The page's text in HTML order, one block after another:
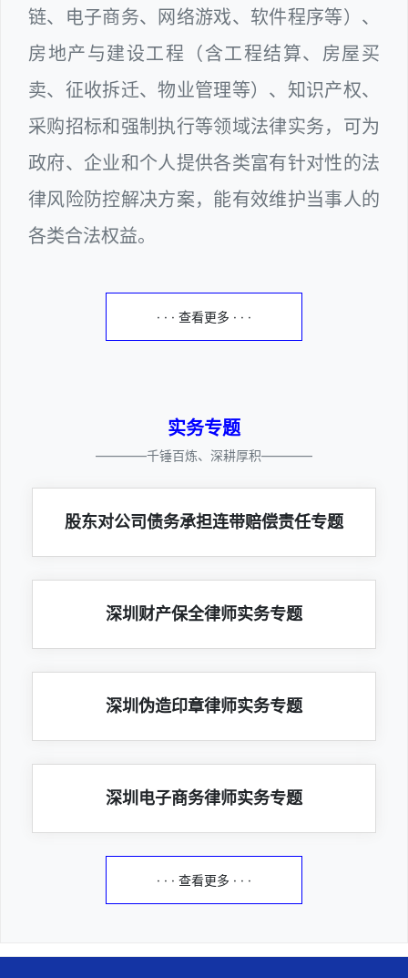
链、电子商务、网络游戏、软件程序等）、
房地产与建设工程（含工程结算、房屋买
卖、征收拆迁、物业管理等）、知识产权、
采购招标和强制执行等领域法律实务，可为
政府、企业和个人提供各类富有针对性的法
律风险防控解决方案，能有效维护当事人的
各类合法权益。
· · · 查看更多 · · ·
实务专题
————千锤百炼、深耕厚积————
股东对公司债务承担连带赔偿责任专题
深圳财产保全律师实务专题
深圳伪造印章律师实务专题
深圳电子商务律师实务专题
· · · 查看更多 · · ·